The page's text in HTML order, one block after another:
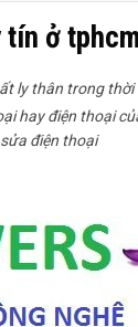
ở tphcm
ly thân trong
hay điện thoại
điện thoại